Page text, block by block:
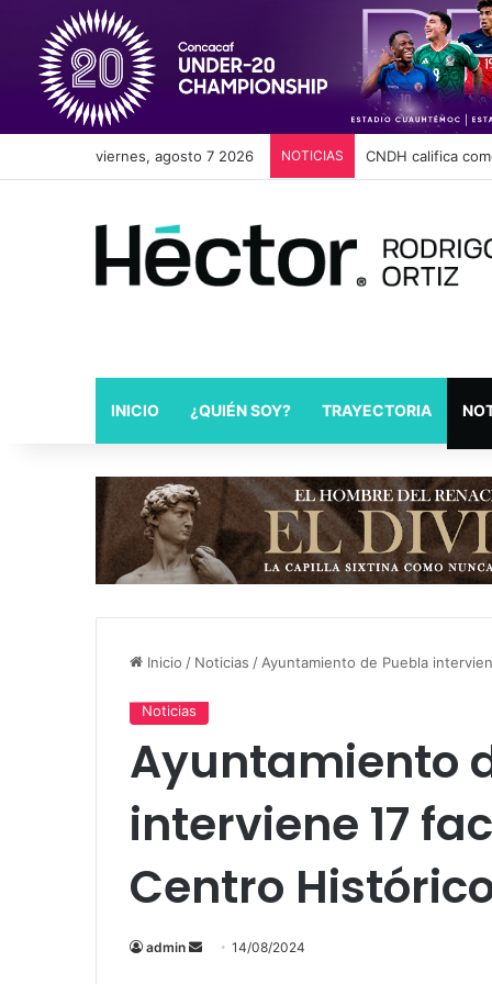
viernes, agosto 7 2026 NOTICIAS Cambios en
INICIO ¿QUIÉN SOY? TRAYECTORIA
Inicio / Noticias /Ayuntamiento de Puebla
Noticias
Ayuntamiento
interviene 17
Centro
admin 14/08/2024